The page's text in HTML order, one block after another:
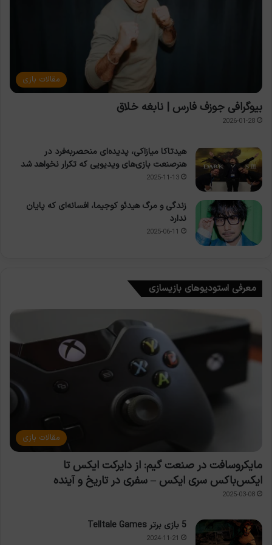
مقالات بازی
بیوگرافی جوزف فارس | نابغه خلاق
2026-01-28
هیدتاکا میازاکی، پدیده‌ای منحصربه‌فرد در
هنرصنعت بازی‌های ویدیویی که تکرار نخواهد شد
2025-11-13
زندگی و مرگ هیدئو کوجیما، افسانه‌ای که پایان
ندارد
2025-06-11
معرفی استودیوهای بازیسازی
مقالات بازی
مایکروسافت در صنعت گیم: از دایرکت ایکس تا
ایکس‌باکس سری ایکس – سفری در تاریخ و آینده
2025-03-08
5 بازی برتر Telltale Games
2024-11-21